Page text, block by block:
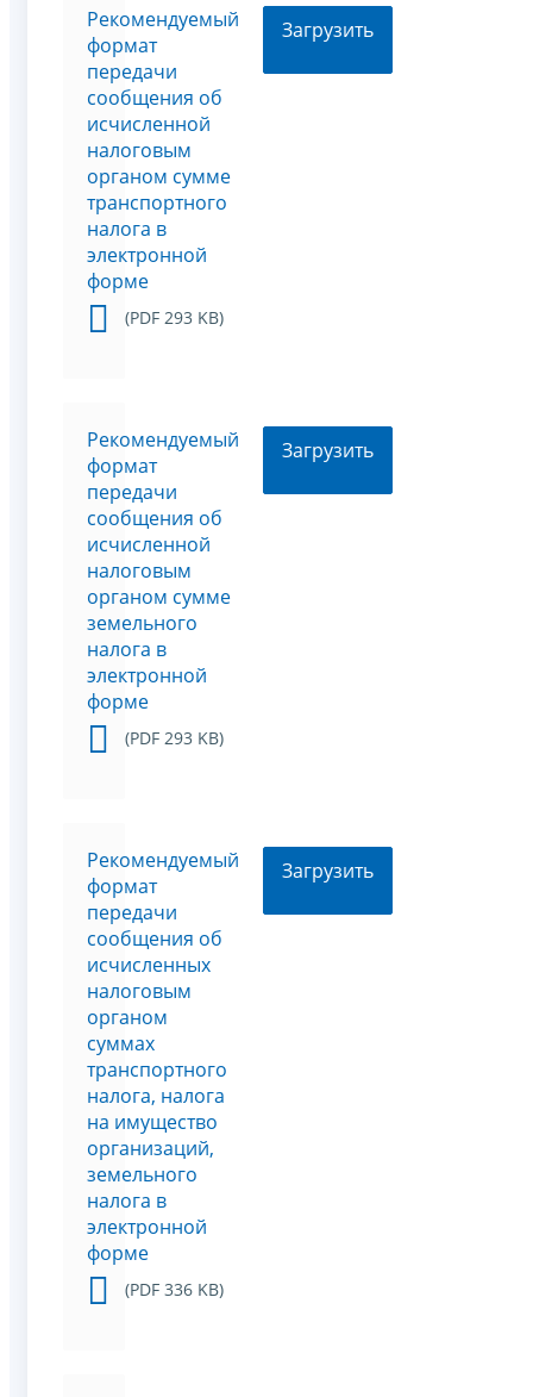
Рекомендуемый
формат
передачи
сообщения об
исчисленной
налоговым
органом сумме
транспортного
налога в
электронной
форме
(PDF 293 KB)
Загрузить
Рекомендуемый
формат
передачи
сообщения об
исчисленной
налоговым
органом сумме
земельного
налога в
электронной
форме
(PDF 293 KB)
Загрузить
Рекомендуемый
формат
передачи
сообщения об
исчисленных
налоговым
органом
суммах
транспортного
налога, налога
на имущество
организаций,
земельного
налога в
электронной
форме
(PDF 336 KB)
Загрузить